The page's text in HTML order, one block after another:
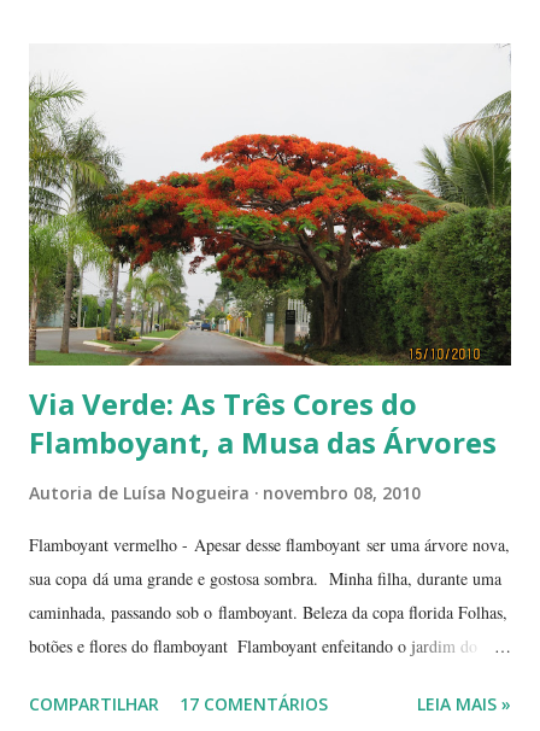
Via Verde: As Três Cores do
Flamboyant, a Musa das Árvores
Autoria de Luísa Nogueira novembro 08, 2010
Flamboyant vermelho - Apesar desse flamboyant ser uma árvore nova,
sua copa dá uma grande e gostosa sombra. Minha filha, durante uma
caminhada, passando sob o flamboyant. Beleza da copa florida Folhas,
botões e flores do flamboyant Flamboyant enfeitando o jardim do
fachada do TJ. Flores e galhos retorcidos do flamboyant. Flores do
COMPARTILHAR 17 COMENTÁRIOS LEIA MAIS »